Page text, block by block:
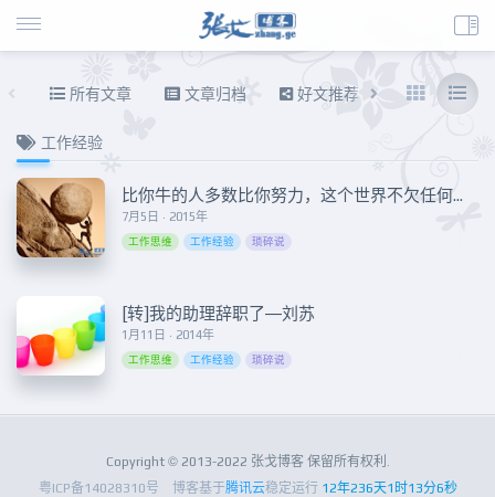
所有文章 文章归档 好文推荐 东拉西扯
工作经验
7月5日 · 2015年
比你牛的人多数比你努力，这个世界不欠任何人！
工作思维 工作经验 琐碎说
1月11日 · 2014年
[转]我的助理辞职了—刘苏
工作思维 工作经验 琐碎说
Copyright © 2013-2022 张戈博客 保留所有权利.
粤ICP备14028310号
博客基于腾讯云稳定运行 12年236天1时13分6秒